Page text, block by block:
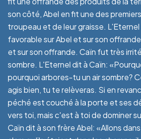
son côté, Abel en fit une des
troupeau et de leur graisse.
favorable sur Abel et sur son
et sur son offrande. Caïn fut très
sombre. L'Eternel dit à Caïn:
pourquoi arbores-tu un air sombre?
agis bien, tu te relèveras. Si en
péché est couché à la porte et ses
vers toi, mais c'est à toi de dominer
Caïn dit à son frère Abel: «Allons